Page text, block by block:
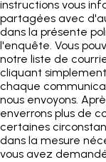
instructions vous
partagées avec
dans la présente
l'enquête. Vous
notre liste de
cliquant
chaque
nous envoyons.
enverrons plus de
certaines
dans la mesure
vous avez